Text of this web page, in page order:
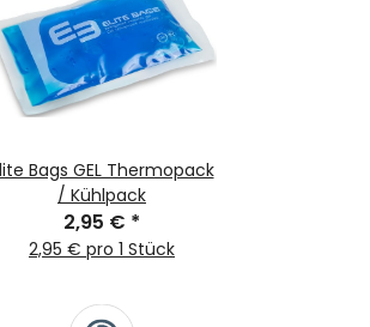
Bags GEL Thermopack
/ Kühlpack
2,95 € *
2,95 € pro 1 Stück